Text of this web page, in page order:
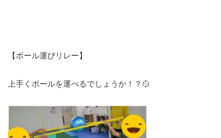
【ボール運びリレー】
上手くボールを運べるでしょうか！？🥎